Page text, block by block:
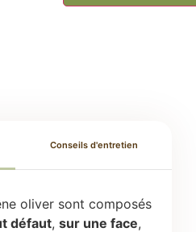
Conseils d'entretien
oliver sont composés
défaut, sur une face,